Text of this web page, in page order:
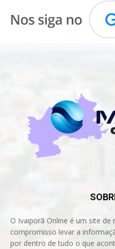
O Ivaiporã Online é um site
compromisso levar a
por dentro de tudo o que